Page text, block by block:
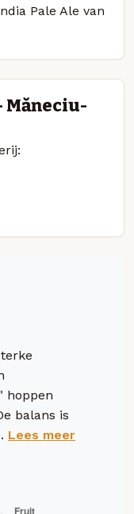
Pale Ale van
Măneciu-
hoppen
balans is
Lees meer